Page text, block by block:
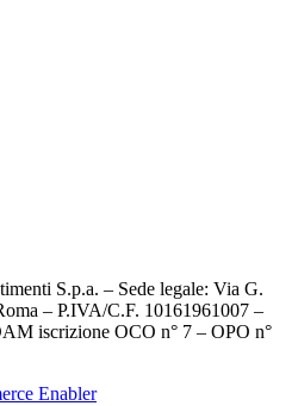
S.p.a. – Sede legale: Via G.
– P.IVA/C.F. 10161961007 –
iscrizione OCO n° 7 – OPO n°
Enabler